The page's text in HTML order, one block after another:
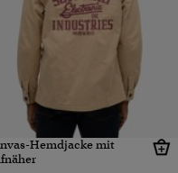
Hemdjacke mit